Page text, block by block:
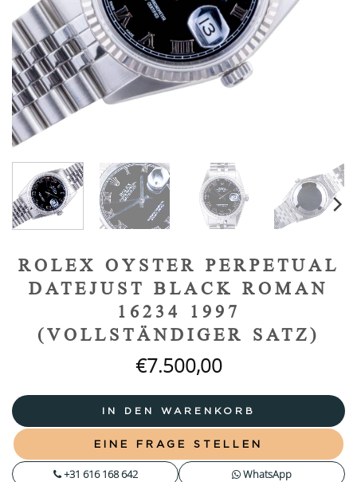
ROLEX OYSTER PERPETUAL
DATEJUST BLACK ROMAN
16234 1997
(VOLLSTÄNDIGER SATZ)
€7.500,00
IN DEN WARENKORB
EINE FRAGE STELLEN
+31 616 168 642 WhatsApp